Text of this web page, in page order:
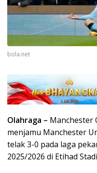
bola.net
Olahraga – Manchester
menjamu Manchester
telak 3-0 pada laga
2025/2026 di Etihad